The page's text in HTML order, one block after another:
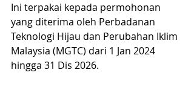
Ini terpakai kepada permohonan
yang diterima oleh Perbadanan
Teknologi Hijau dan Perubahan Iklim
Malaysia (MGTC) dari 1 Jan 2024
hingga 31 Dis 2026.